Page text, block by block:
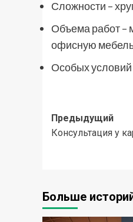
Сложности –
Объема работ –
офисную
Особых условий
Навигация
записи
Предыдущий
Консультация у
Больше